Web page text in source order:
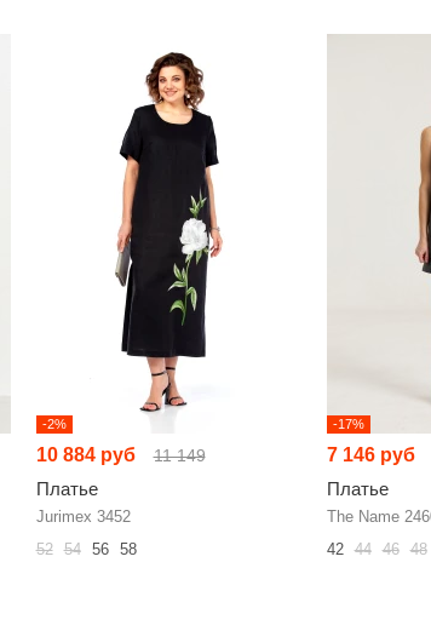
-2%
10 884 руб 11 149
Платье
Jurimex 3452
52 54 56 58
-17%
7 146 руб
Платье
The Name
42 44 46 48